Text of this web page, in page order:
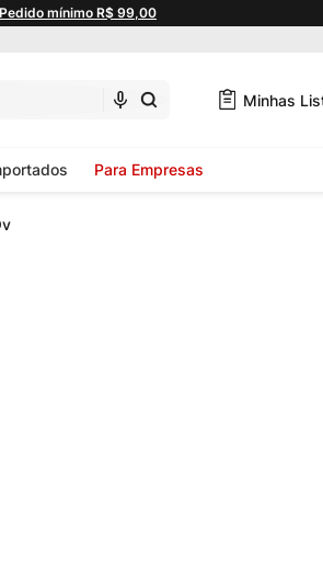
Pedido mínimo R$ 99,00
Minhas
Para Empresas